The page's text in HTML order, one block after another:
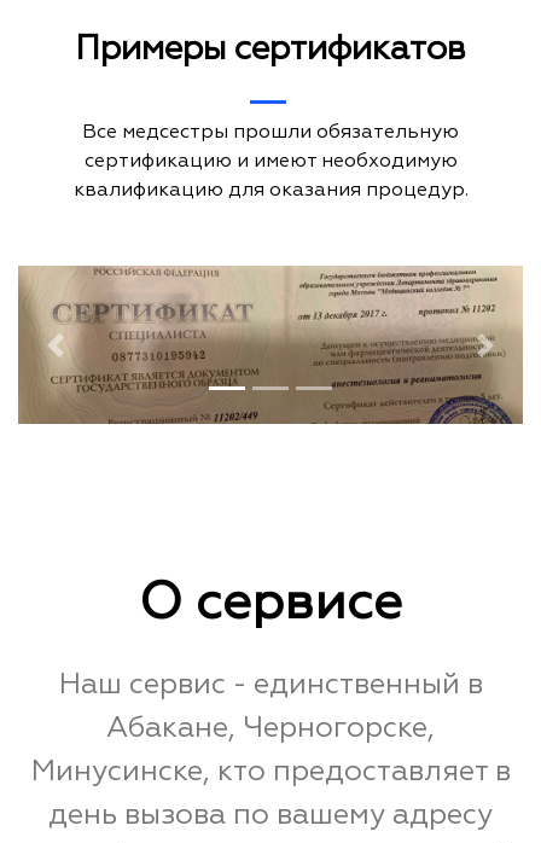
Примеры сертификатов
Все медсестры прошли обязательную
сертификацию и имеют необходимую
квалификацию для оказания процедур.
Previous Next
О сервисе
Наш сервис - единственный в
Абакане, Черногорске,
Минусинске, кто предоставляет в
день вызова по вашему адресу